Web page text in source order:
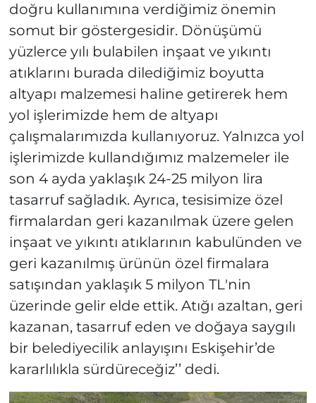
doğru kullanımına verdiğimiz önemin
somut bir göstergesidir. Dönüşümü
yüzlerce yılı bulabilen inşaat ve yıkıntı
atıklarını burada dilediğimiz boyutta
altyapı malzemesi haline getirerek hem
yol işlerimizde hem de altyapı
çalışmalarımızda kullanıyoruz. Yalnızca yol
işlerimizde kullandığımız malzemeler ile
son 4 ayda yaklaşık 24-25 milyon lira
tasarruf sağladık. Ayrıca, tesisimize özel
firmalardan geri kazanılmak üzere gelen
inşaat ve yıkıntı atıklarının kabulünden ve
geri kazanılmış ürünün özel firmalara
satışından yaklaşık 5 milyon TL'nin
üzerinde gelir elde ettik. Atığı azaltan, geri
kazanan, tasarruf eden ve doğaya saygılı
bir belediyecilik anlayışını Eskişehir’de
kararlılıkla sürdüreceğiz’’ dedi.